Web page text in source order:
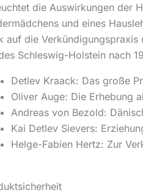
die Auswirkungen der
und eines
auf die Verkündigungspraxis
Schleswig-Holstein nach
Detlev Kraack: Das große
Oliver Auge: Die Erhebung
Andreas von Bezold:
Kai Detlev Sievers:
Helge-Fabien Hertz: Zur